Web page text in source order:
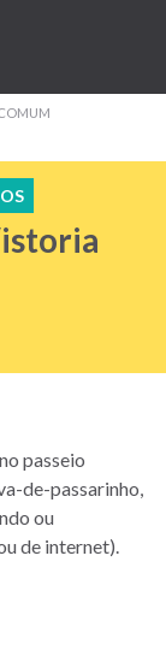
passeio
de-passarinho,
ou
de internet).